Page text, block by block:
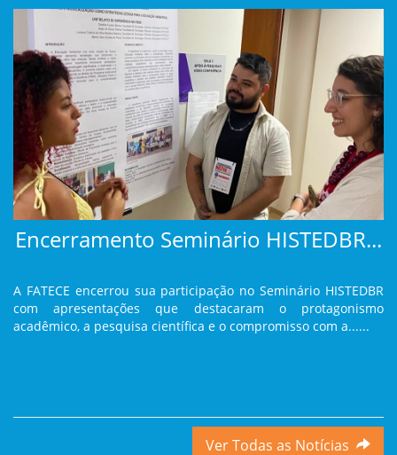
Encerramento Seminário HISTEDBR...
A FATECE encerrou sua participação no Seminário HISTEDBR
com apresentações que destacaram o protagonismo
acadêmico, a pesquisa científica e o compromisso com a......
Ver Todas as Notícias